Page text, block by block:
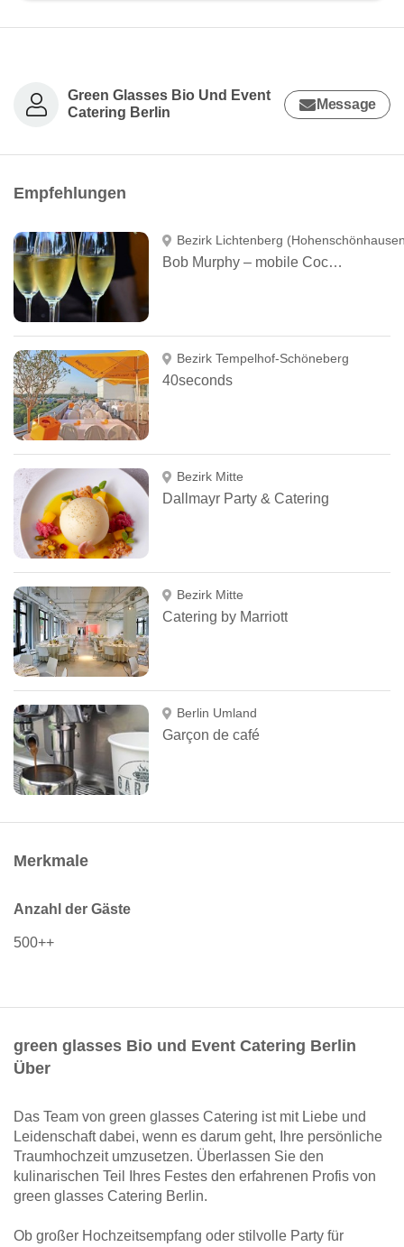
Green Glasses Bio Und Event
Catering Berlin
Message
Empfehlungen
Bezirk Lichtenberg
Bob Murphy – mobile Cocktailbar
Bezirk Tempelhof-Schöneberg
40seconds
Bezirk Mitte
Dallmayr Party & Catering
Bezirk Mitte
Catering by Marriott
Berlin Umland
Garçon de café
Merkmale
Anzahl der Gäste
500++
green glasses Bio und Event Catering Berlin
Über
Das Team von green glasses Catering ist mit Liebe und
Leidenschaft dabei, wenn es darum geht, Ihre persönliche
Traumhochzeit umzusetzen. Überlassen Sie den
kulinarischen Teil Ihres Festes den erfahrenen Profis von
green glasses Catering Berlin.
Ob großer Hochzeitsempfang oder stilvolle Party für